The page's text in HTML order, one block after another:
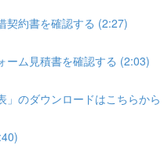
約書を確認する (2:27)
ム見積書を確認する (2:03)
のダウンロードはこちらから